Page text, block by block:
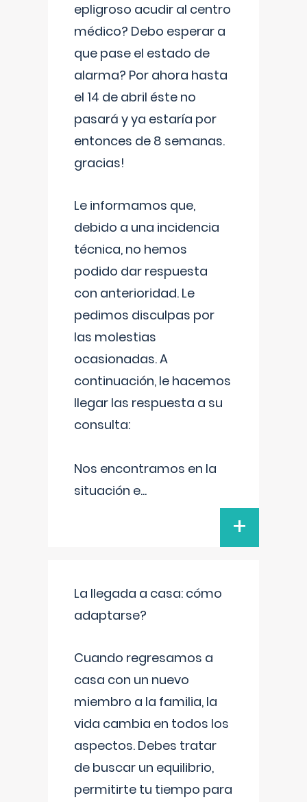
epligroso acudir al centro
médico? Debo esperar a
que pase el estado de
alarma? Por ahora hasta
el 14 de abril éste no
pasará y ya estaría por
entonces de 8 semanas.
gracias!
Le informamos que,
debido a una incidencia
técnica, no hemos
podido dar respuesta
con anterioridad. Le
pedimos disculpas por
las molestias
ocasionadas. A
continuación, le hacemos
llegar las respuesta a su
consulta:
Nos encontramos en la
situación e...
+
La llegada a casa: cómo
adaptarse?
Cuando regresamos a
casa con un nuevo
miembro a la familia, la
vida cambia en todos los
aspectos. Debes tratar
de buscar un equilibrio,
permitirte tu tiempo para